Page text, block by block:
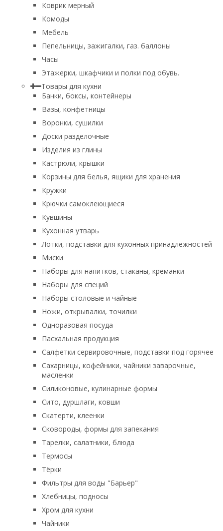
Коврик мерный
Комоды
Мебель
Пепельницы, зажигалки, газ. баллоны
Часы
Этажерки, шкафчики и полки под обувь.
Товары для кухни
Банки, боксы, контейнеры
Вазы, конфетницы
Воронки, сушилки
Доски разделочные
Изделия из глины
Кастрюли, крышки
Корзины для белья, ящики для хранения
Кружки
Крючки самоклеющиеся
Кувшины
Кухонная утварь
Лотки, подставки для кухонных принадлежностей
Миски
Наборы для напитков, стаканы, креманки
Наборы для специй
Наборы столовые и чайные
Ножи, открывалки, точилки
Одноразовая посуда
Пасхальная продукция
Салфетки сервировочные, подставки под горячее
Сахарницы, кофейники, чайники заварочные,
масленки
Силиконовые, кулинарные формы
Сито, дуршлаги, ковши
Скатерти, клеенки
Сковороды, формы для запекания
Тарелки, салатники, блюда
Термосы
Тёрки
Фильтры для воды "Барьер"
Хлебницы, подносы
Хром для кухни
Чайники